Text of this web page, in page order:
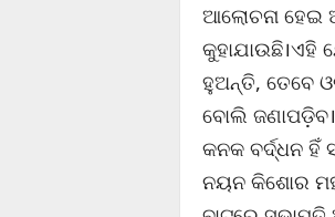
ଆଲୋଚନା ହେଇ
କୁହାଯାଉଛି।ଏହି
ହୁଅନ୍ତି, ତେବେ
ବୋଲି
କନକ ବର୍ଦ୍ଧନ ହିଁ
ନୟନ କିଶୋର